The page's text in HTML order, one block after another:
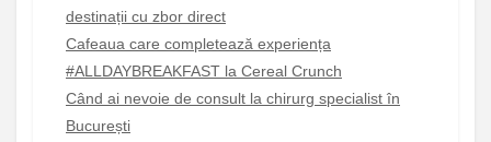
destinații cu zbor direct
Cafeaua care completează experiența
#ALLDAYBREAKFAST la Cereal Crunch
Când ai nevoie de consult la chirurg specialist în
București